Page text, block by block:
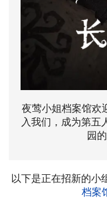
夜莺小姐档案馆欢
入我们，成为第五
园
以下是正在招新的小
档案